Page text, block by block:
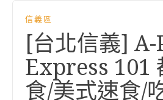
信義區
[台北信義]
Express 101
食/美式速食/